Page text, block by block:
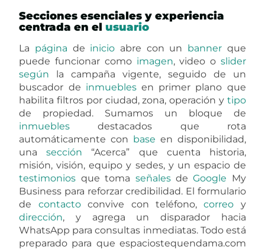
Secciones esenciales y experiencia
centrada en elusuario
La página de inicio abre con un bannerque
puede funcionar como imagen, video o slider
según la campaña vigente, seguido de un
buscador de inmueblesen primer plano que
habilita filtros por ciudad, zona, operación y tipo
de propiedad. Sumamos un bloque de
inmuebles destacados que rota
automáticamente con base en disponibilidad,
unasección “Acerca” que cuenta historia,
misión, visión, equipo y sedes, y un espacio de
testimonios que toma señalesdeGoogle My
Business para reforzar credibilidad. El formulario
de contactoconvive con teléfono,correo y
dirección, y agrega un disparador hacia
WhatsApp para consultas inmediatas. Todo está
preparado para que espaciostequendama.com